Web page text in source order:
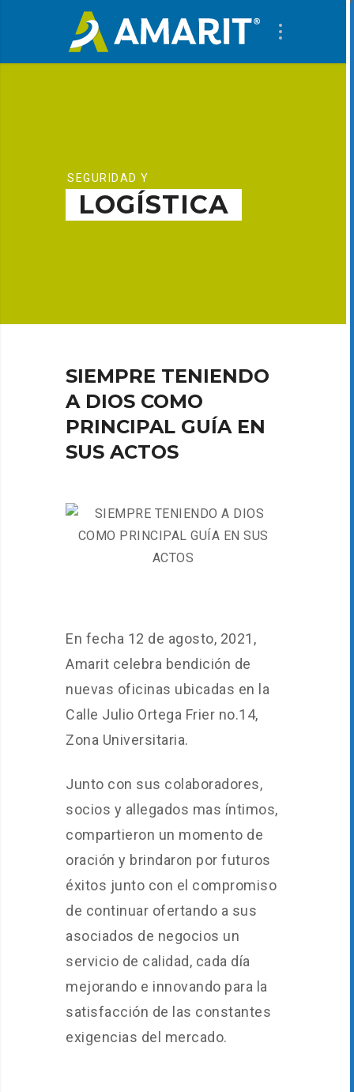
SEGURIDAD Y
LOGÍSTICA
SIEMPRE TENIENDO
A DIOS COMO
PRINCIPAL GUÍA EN
SUS ACTOS
En fecha 12 de agosto, 2021,
Amarit celebra bendición de
nuevas oficinas ubicadas en la
Calle Julio Ortega Frier no.14,
Zona Universitaria.
Junto con sus colaboradores,
socios y allegados mas íntimos,
compartieron un momento de
oración y brindaron por futuros
éxitos junto con el compromiso
de continuar ofertando a sus
asociados de negocios un
servicio de calidad, cada día
mejorando e innovando para la
satisfacción de las constantes
exigencias del mercado.